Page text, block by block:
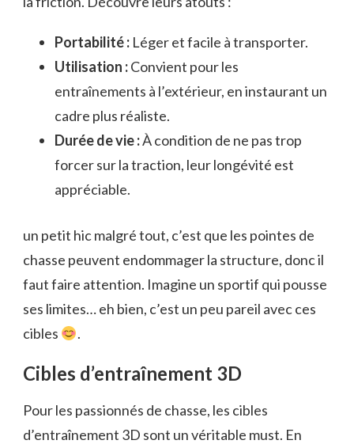
Portabilité : Léger et facile à transporter.
Utilisation :Convient pour les
entraînements à l’extérieur, en instaurant un
cadre plus réaliste.
Durée de vie :À condition de ne pas trop
forcer sur la traction, leur longévité est
appréciable.
un petit hic malgré tout, c’est que les pointes de
chasse peuvent endommager la structure, donc il
faut faire attention. Imagine un sportif qui pousse
ses limites… eh bien, c’est un peu pareil avec ces
cibles
.
Cibles d’entraînement 3D
Pour les passionnés de chasse, les cibles
d’entraînement 3D sont un véritable must. En